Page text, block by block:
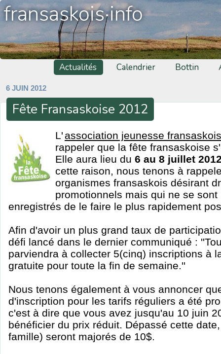
fransaskois·info
Actualités Calendrier Bottin
6 JUIN 2012
Fête Fransaskoise 2012
L' association jeunesse
rappeler que la fête fransaskoise
Elle aura lieu du 6 au 8 juillet
cette raison, nous tenons à
organismes fransaskois désirant
promotionnels mais qui ne se sont
enregistrés de le faire le plus rapidement
Afin d'avoir un plus grand taux de
défi lancé dans le dernier communiqué :
parviendra à collecter 5(cinq) inscriptions à
gratuite pour toute la fin de semaine.''
Nous tenons également à vous annoncer
d'inscription pour les tarifs réguliers a été
c'est à dire que vous avez jusqu'au 10 juin
bénéficier du prix réduit. Dépassé cette
famille) seront majorés de 10$.